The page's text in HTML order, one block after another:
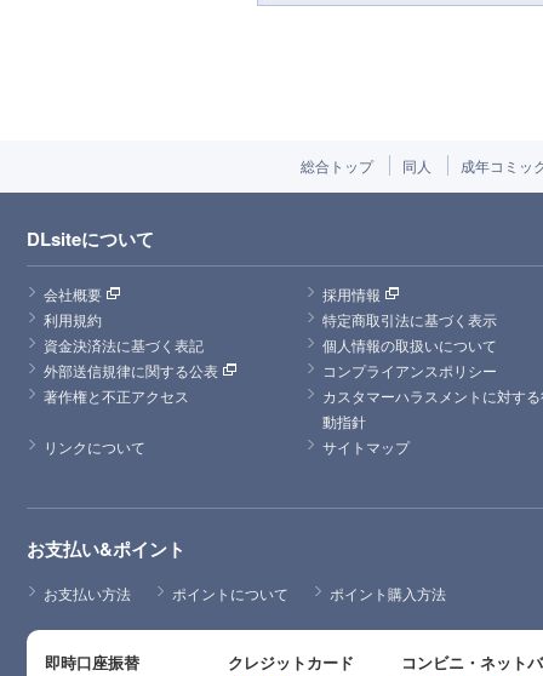
総合トップ 同人 成年コミッ
DLsiteについて
会社概要
採用情報
利用規約
特定商取引法に基づく表示
資金決済法に基づく表記
個人情報の取扱いについて
外部送信規律に関する公表
コンプライアンスポリシー
著作権と不正アクセス
カスタマーハラスメントに対す
動指針
リンクについて
サイトマップ
お支払い&ポイント
お支払い方法 ポイントについて ポイント購入方法
即時口座振替 クレジットカード コンビニ・ネット